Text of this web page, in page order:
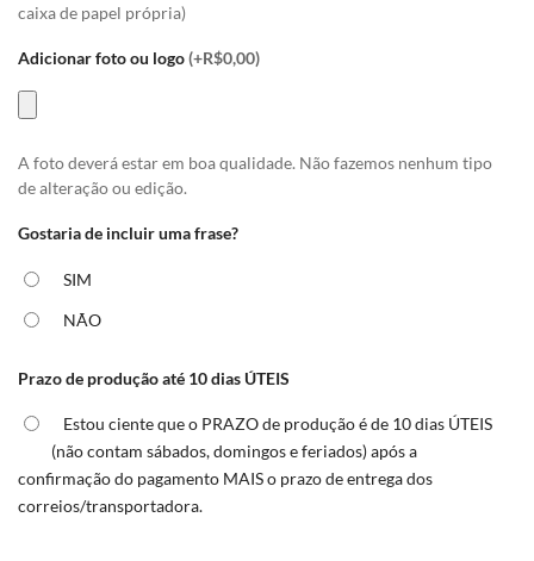
caixa de papel própria)
Adicionar foto ou logo(+R$0,00)
A foto deverá estar em boa qualidade. Não fazemos nenhum tipo
de alteração ou edição.
Gostaria de incluir uma frase?
SIM
NÃO
Prazo de produção até 10 dias ÚTEIS
Estou ciente que o PRAZO de produção é de 10 dias ÚTEIS
(não contam sábados, domingos e feriados) após a
confirmação do pagamento MAIS o prazo de entrega dos
correios/transportadora.